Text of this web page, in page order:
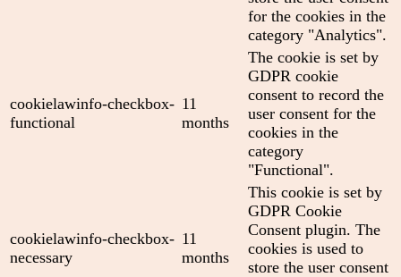
for the cookies in the
category "Analytics".
cookielawinfo-checkbox-
functional
11
months
The cookie is set by
GDPR cookie
consent to record the
user consent for the
cookies in the
category
"Functional".
cookielawinfo-checkbox-
necessary
11
months
This cookie is set by
GDPR Cookie
Consent plugin. The
cookies is used to
store the user consent